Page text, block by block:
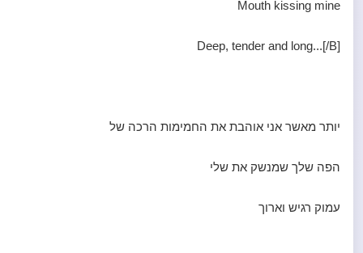
Mouth kissing mine
Deep, tender and long...[/B]
יותר מאשר אני אוהבת את החמימות הרכה של
הפה שלך שמנשק את שלי
עמוק רגיש וארוך